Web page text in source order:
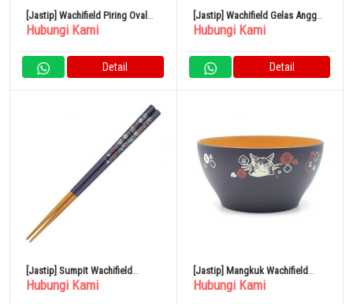
[Jastip] Wachifield Piring Oval
Hotel
Hubungi Kami
Detail
[Jastip] Wachifield Gelas Anggur
Hotel 2P
Hubungi Kami
Detail
[Jastip] Sumpit Wachifield
Kamelia/Biru Tua
Hubungi Kami
[Jastip] Mangkuk Wachifield
Kamelia/Biru Tua
Hubungi Kami